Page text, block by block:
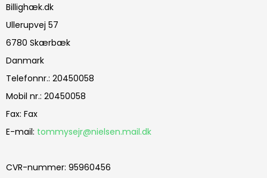
Billighæk.dk
Ullerupvej 57
6780 Skærbæk
Danmark
Telefonnr.: 20450058
Mobil nr.: 20450058
Fax: Fax
E-mail: tommysejr@nielsen.mail.dk
CVR-nummer: 95960456